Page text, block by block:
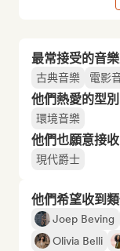
最常接受的音樂
古典音樂 電影
他們熱愛的型別
環境音樂
他們也願意接
現代爵士
他們希望收到
Joep Beving
Olivia Belli